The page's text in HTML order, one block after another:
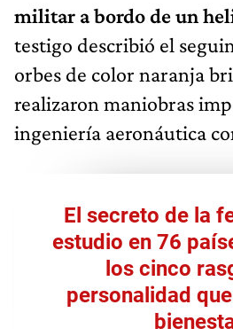
militar a bordo de un
testigo describió el
orbes de color naranja
realizaron maniobras
ingeniería aeronáutica
El secreto de la
estudio en 76
los cinco
personalidad